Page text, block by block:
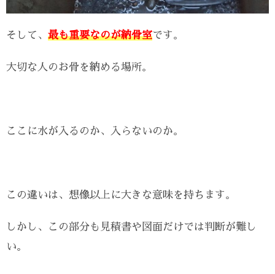
そして、 最も重要なのが納骨室です。
大切な人のお骨を納める場所。
ここに水が入るのか、入らないのか。
この違いは、想像以上に大きな意味を持ちます。
しかし、この部分も見積書や図面だけでは判断が難し
い。